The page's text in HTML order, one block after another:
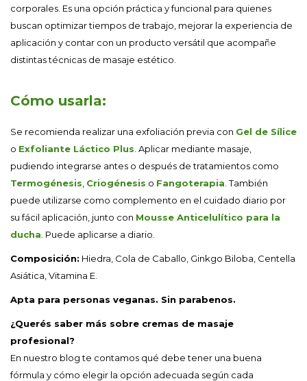
corporales. Es una opción práctica y funcional para quienes
buscan optimizar tiempos de trabajo, mejorar la experiencia de
aplicación y contar con un producto versátil que acompañe
distintas técnicas de masaje estético.
Cómo usarla:
Se recomienda realizar una exfoliación previa con Gel de Sílice
o Exfoliante Láctico Plus . Aplicar mediante masaje,
pudiendo integrarse antes o después de tratamientos como
Termogénesis Criogénesis o Fangoterapia . También
puede utilizarse como complemento en el cuidado diario por
su fácil aplicación, junto con Mousse Anticelulítico para la
ducha . Puede aplicarse a diario.
Composición: Hiedra, Cola de Caballo, Ginkgo Biloba, Centella
Asiática, Vitamina E.
Apta para personas veganas. Sin parabenos.
¿Querés saber más sobre cremas de masaje
profesional?
En nuestro blog te contamos qué debe tener una buena
fórmula y cómo elegir la opción adecuada según cada